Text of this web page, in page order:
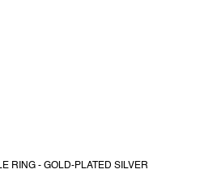
RING - GOLD-PLATED SILVER